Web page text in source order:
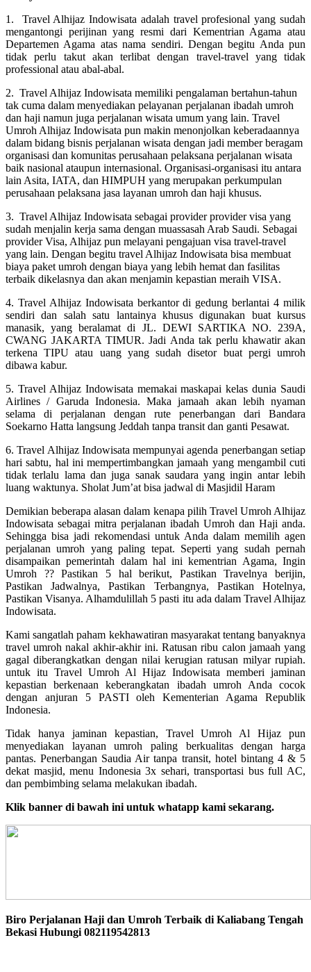
1. Travel Alhijaz Indowisata adalah travel profesional yang sudah
mengantongi perijinan yang resmi dari Kementrian Agama atau
Departemen Agama atas nama sendiri. Dengan begitu Anda pun
tidak perlu takut akan terlibat dengan travel-travel yang tidak
professional atau abal-abal.
2. Travel Alhijaz Indowisata memiliki pengalaman bertahun-tahun
tak cuma dalam menyediakan pelayanan perjalanan ibadah umroh
dan haji namun juga perjalanan wisata umum yang lain. Travel
Umroh Alhijaz Indowisata pun makin menonjolkan keberadaannya
dalam bidang bisnis perjalanan wisata dengan jadi member beragam
organisasi dan komunitas perusahaan pelaksana perjalanan wisata
baik nasional ataupun internasional. Organisasi-organisasi itu antara
lain Asita, IATA, dan HIMPUH yang merupakan perkumpulan
perusahaan pelaksana jasa layanan umroh dan haji khusus.
3. Travel Alhijaz Indowisata sebagai provider provider visa yang
sudah menjalin kerja sama dengan muassasah Arab Saudi. Sebagai
provider Visa, Alhijaz pun melayani pengajuan visa travel-travel
yang lain. Dengan begitu travel Alhijaz Indowisata bisa membuat
biaya paket umroh dengan biaya yang lebih hemat dan fasilitas
terbaik dikelasnya dan akan menjamin kepastian meraih VISA.
4. Travel Alhijaz Indowisata berkantor di gedung berlantai 4 milik
sendiri dan salah satu lantainya khusus digunakan buat kursus
manasik, yang beralamat di JL. DEWI SARTIKA NO. 239A,
CWANG JAKARTA TIMUR. Jadi Anda tak perlu khawatir akan
terkena TIPU atau uang yang sudah disetor buat pergi umroh
dibawa kabur.
5. Travel Alhijaz Indowisata memakai maskapai kelas dunia Saudi
Airlines / Garuda Indonesia. Maka jamaah akan lebih nyaman
selama di perjalanan dengan rute penerbangan dari Bandara
Soekarno Hatta langsung Jeddah tanpa transit dan ganti Pesawat.
6. Travel Alhijaz Indowisata mempunyai agenda penerbangan setiap
hari sabtu, hal ini mempertimbangkan jamaah yang mengambil cuti
tidak terlalu lama dan juga sanak saudara yang ingin antar lebih
luang waktunya. Sholat Jum’at bisa jadwal di Masjidil Haram
Demikian beberapa alasan dalam kenapa pilih Travel Umroh Alhijaz
Indowisata sebagai mitra perjalanan ibadah Umroh dan Haji anda.
Sehingga bisa jadi rekomendasi untuk Anda dalam memilih agen
perjalanan umroh yang paling tepat. Seperti yang sudah pernah
disampaikan pemerintah dalam hal ini kementrian Agama, Ingin
Umroh ?? Pastikan 5 hal berikut, Pastikan Travelnya berijin,
Pastikan Jadwalnya, Pastikan Terbangnya, Pastikan Hotelnya,
Pastikan Visanya. Alhamdulillah 5 pasti itu ada dalam Travel Alhijaz
Indowisata.
Kami sangatlah paham kekhawatiran masyarakat tentang banyaknya
travel umroh nakal akhir-akhir ini. Ratusan ribu calon jamaah yang
gagal diberangkatkan dengan nilai kerugian ratusan milyar rupiah.
untuk itu Travel Umroh Al Hijaz Indowisata memberi jaminan
kepastian berkenaan keberangkatan ibadah umroh Anda cocok
dengan anjuran 5 PASTI oleh Kementerian Agama Republik
Indonesia.
Tidak hanya jaminan kepastian, Travel Umroh Al Hijaz pun
menyediakan layanan umroh paling berkualitas dengan harga
pantas. Penerbangan Saudia Air tanpa transit, hotel bintang 4 & 5
dekat masjid, menu Indonesia 3x sehari, transportasi bus full AC,
dan pembimbing selama melakukan ibadah.
Klik banner di bawah ini untuk whatapp kami sekarang.
Biro Perjalanan Haji dan Umroh Terbaik di Kaliabang Tengah
Bekasi Hubungi 082119542813